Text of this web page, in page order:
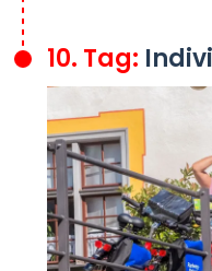
10. Tag: